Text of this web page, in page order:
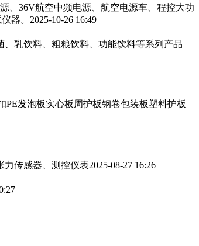
、36V航空中频电源、航空电源车、程控大功
器。 2025-10-26 16:49
乳饮料、粗粮饮料、功能饮料等系列产品
发泡板实心板周护板钢卷包装板塑料护板
力传感器、测控仪表2025-08-27 16:26